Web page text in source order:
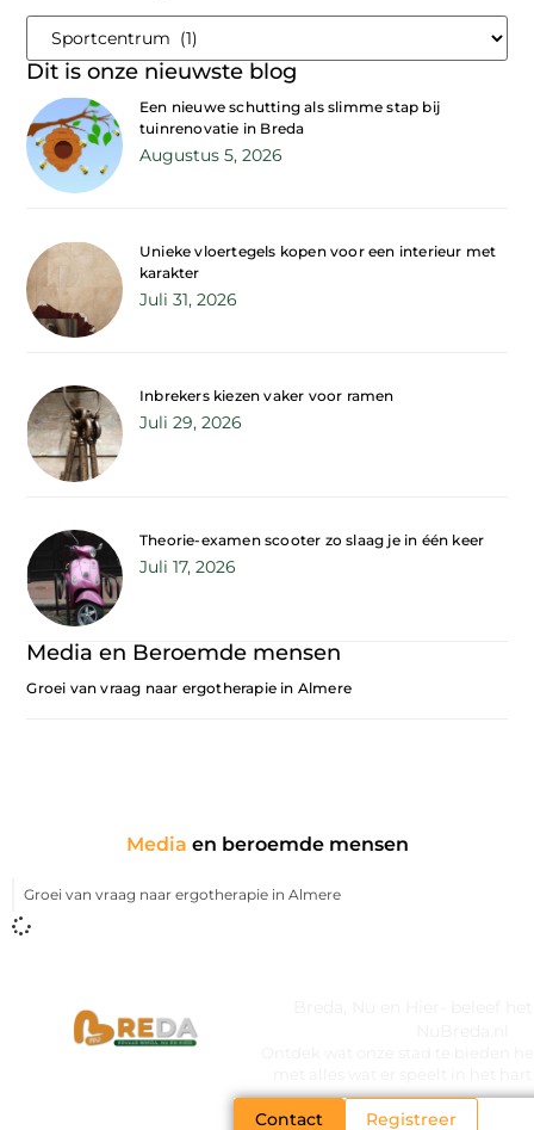
Dit is onze nieuwste blog
Een nieuwe schutting als slimme stap bij
tuinrenovatie in Breda
Augustus 5, 2026
Unieke vloertegels kopen voor een interieur met
karakter
Juli 31, 2026
Inbrekers kiezen vaker voor ramen
Juli 29, 2026
Theorie-examen scooter zo slaag je in één keer
Juli 17, 2026
Media en Beroemde mensen
Groei van vraag naar ergotherapie in Almere
Media en beroemde mensen
Groei van vraag naar ergotherapie in Almere
Contact Registreer